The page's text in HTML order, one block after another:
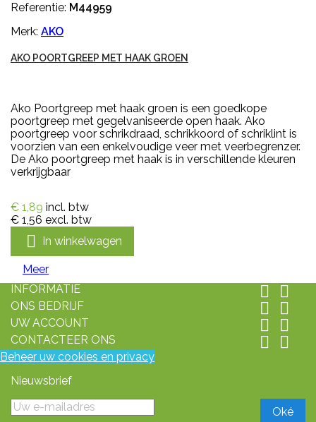
Referentie: M44959
Merk: AKO
AKO POORTGREEP MET HAAK GROEN
Ako Poortgreep met haak groen is een goedkope
poortgreep met gegelvaniseerde open haak. Ako
poortgreep voor schrikdraad, schrikkoord of schriklint is
voorzien van een enkelvoudige veer met veerbegrenzer.
De Ako poortgreep met haak is in verschillende kleuren
verkrijgbaar
€ 1,89 incl. btw
€ 1,56 excl. btw
 In winkelwagen
Meer
INFORMATIE
 
ONS BEDRIJF  
UW ACCOUNT  
CONTACTEER ONS  
Beheer uw cookies en privacy
Nieuwsbrief